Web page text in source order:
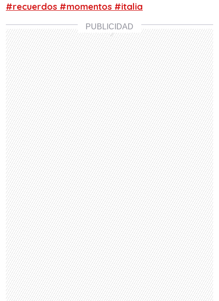
#recuerdos #momentos #italia